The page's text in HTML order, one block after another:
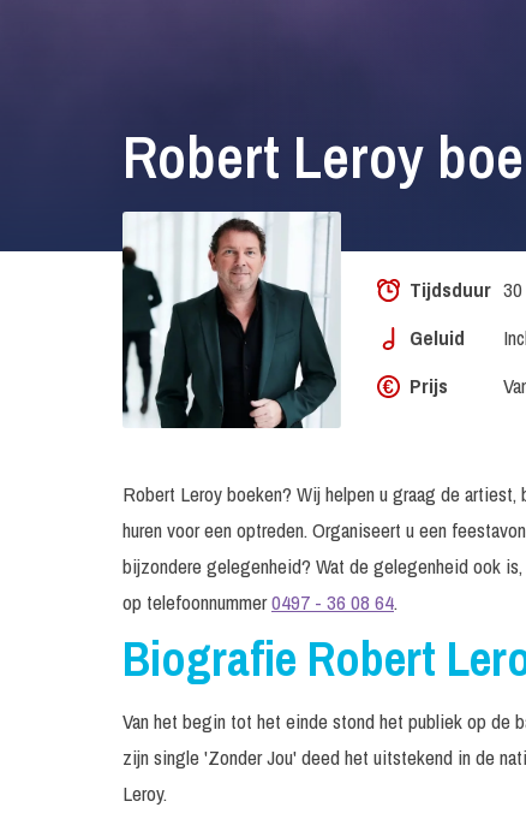
Robert Leroy
Tijdsduur
Geluid
Prijs
Robert Leroy boeken? Wij helpen u graag de
huren voor een optreden. Organiseert u een
bijzondere gelegenheid? Wat de gelegenheid ook
op telefoonnummer0497 - 36 08 64.
Biografie Robert
Van het begin tot het einde stond het publiek op de
zijn single 'Zonder Jou' deed het uitstekend in de
Leroy.